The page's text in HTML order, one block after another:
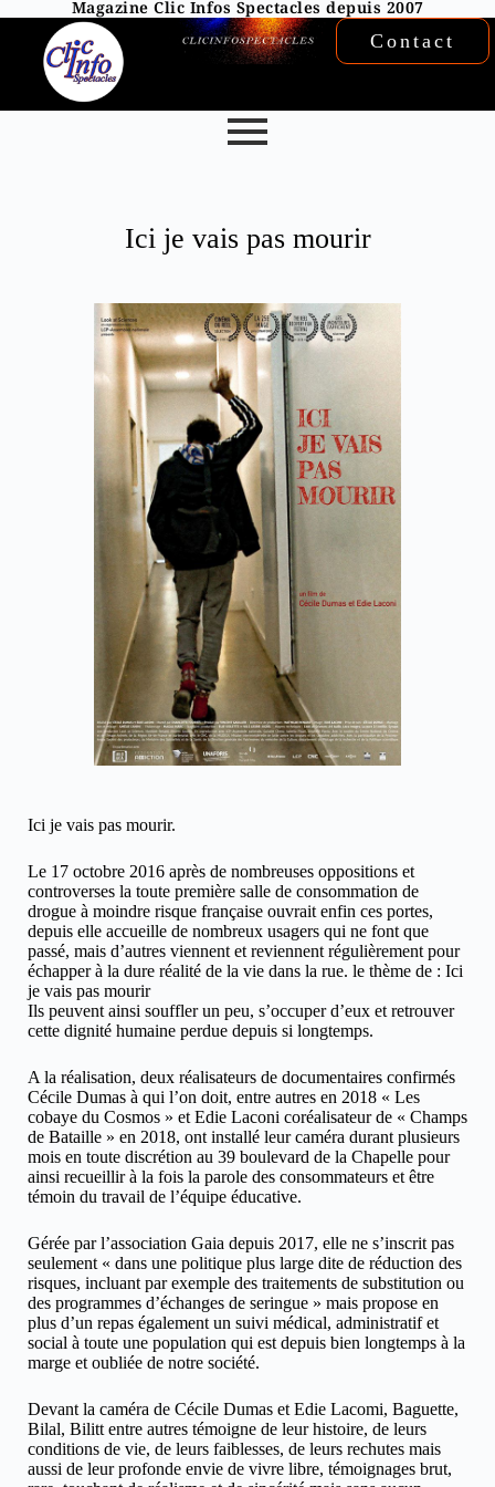
Magazine Clic Infos Spectacles depuis 2007
Contact
Ici je vais pas mourir
Ici je vais pas mourir.
Le 17 octobre 2016 après de nombreuses oppositions et
controverses la toute première salle de consommation de
drogue à moindre risque française ouvrait enfin ces portes,
depuis elle accueille de nombreux usagers qui ne font que
passé, mais d’autres viennent et reviennent régulièrement pour
échapper à la dure réalité de la vie dans la rue. le thème de : Ici
je vais pas mourir
Ils peuvent ainsi souffler un peu, s’occuper d’eux et retrouver
cette dignité humaine perdue depuis si longtemps.
A la réalisation, deux réalisateurs de documentaires confirmés
Cécile Dumas à qui l’on doit, entre autres en 2018 « Les
cobaye du Cosmos » et Edie Laconi coréalisateur de « Champs
de Bataille » en 2018, ont installé leur caméra durant plusieurs
mois en toute discrétion au 39 boulevard de la Chapelle pour
ainsi recueillir à la fois la parole des consommateurs et être
témoin du travail de l’équipe éducative.
Gérée par l’association Gaia depuis 2017, elle ne s’inscrit pas
seulement « dans une politique plus large dite de réduction des
risques, incluant par exemple des traitements de substitution ou
des programmes d’échanges de seringue » mais propose en
plus d’un repas également un suivi médical, administratif et
social à toute une population qui est depuis bien longtemps à la
marge et oubliée de notre société.
Devant la caméra de Cécile Dumas et Edie Lacomi, Baguette,
Bilal, Bilitt entre autres témoigne de leur histoire, de leurs
conditions de vie, de leurs faiblesses, de leurs rechutes mais
aussi de leur profonde envie de vivre libre, témoignages brut,